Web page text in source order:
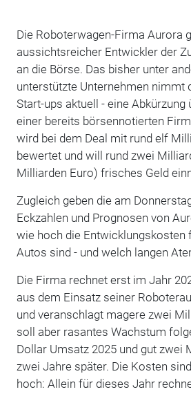
Die Roboterwagen-Firma Aurora
aussichtsreicher Entwickler der
an die Börse. Das bisher unter
unterstützte Unternehmen nimmt
Start-ups aktuell - eine
einer bereits börsennotierten
wird bei dem Deal mit rund elf
bewertet und will rund zwei
Milliarden Euro) frisches Geld
Zugleich geben die am
Eckzahlen und Prognosen von
wie hoch die Entwicklungskosten
Autos sind - und welch langen
Die Firma rechnet erst im Jahr
aus dem Einsatz seiner
und veranschlagt magere zwei
soll aber rasantes Wachstum
Dollar Umsatz 2025 und gut zwei
zwei Jahre später. Die Kosten
hoch: Allein für dieses Jahr